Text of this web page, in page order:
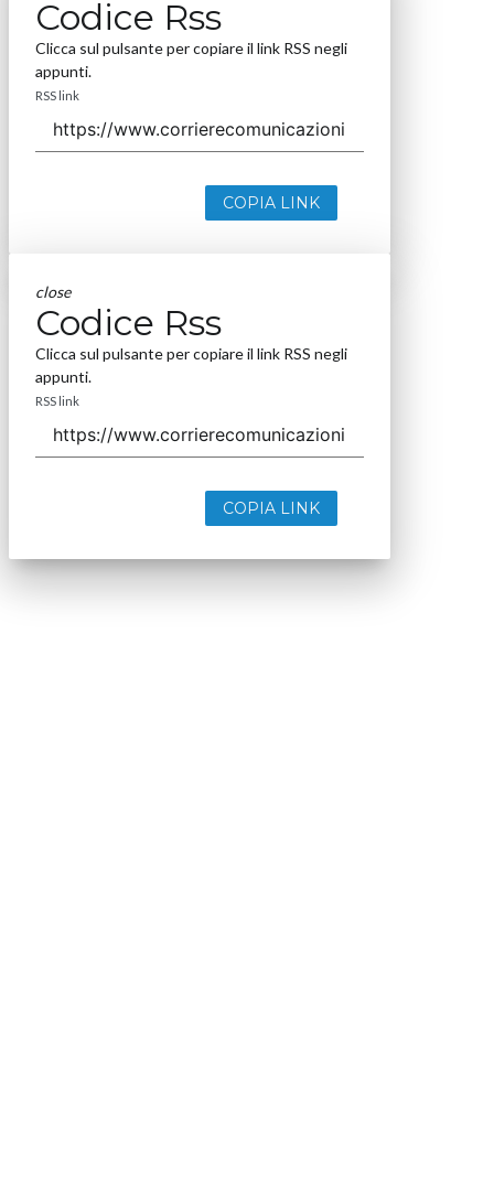
Codice Rss
Clicca sul pulsante per copiare il link RSS negli
appunti.
RSS link
COPIA LINK
close
Codice Rss
Clicca sul pulsante per copiare il link RSS negli
appunti.
RSS link
COPIA LINK